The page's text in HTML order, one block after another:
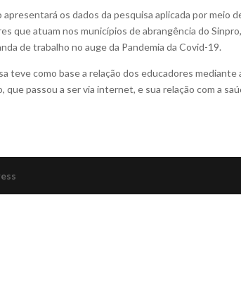
apresentará os dados da pesquisa aplicada por
que atuam nos municípios de abrangência do
de trabalho no auge da Pandemia da Covid-19.
teve como base a relação dos educadores
que passou a ser via internet, e sua relação com a